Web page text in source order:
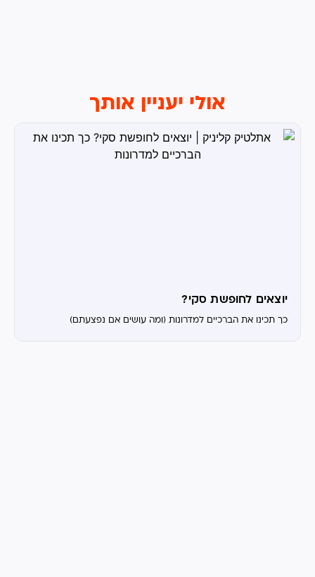
אולי יעניין אותך
יוצאים לחופשת סקי?
כך תכינו את הברכיים למדרונות (ומה עושים אם נפצעתם)